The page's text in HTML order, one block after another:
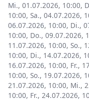
Mi., 01.07.2026, 10:00,
10:00, Sa., 04.07.2026,
06.07.2026, 10:00, Di.,
10:00, Do., 09.07.2026,
11.07.2026, 10:00, So.,
10:00, Di., 14.07.2026,
16.07.2026, 10:00, Fr.,
10:00, So., 19.07.2026,
21.07.2026, 10:00, Mi.,
10:00, Fr., 24.07.2026,